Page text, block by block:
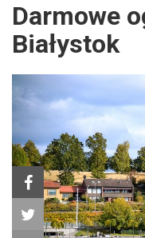
Darmowe
Białystok